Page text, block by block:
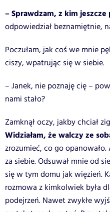
– Sprawdzam, z kim
odpowiedział beznamiętnie,
Poczułam, jak coś we mnie
ciszy, wpatrując się w siebie.
– Janek, nie poznaję cię –
nami stało?
Zamknął oczy, jakby chciał
Widziałam, że walczy ze
zrozumieć, co go opanowało.
za siebie. Odsuwał mnie od
się w tym domu jak więzień.
rozmowa z kimkolwiek była
podejrzeń. Nawet zwykłe